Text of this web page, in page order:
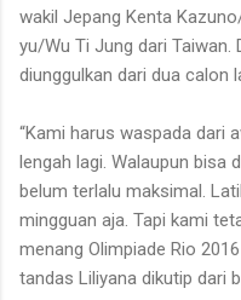
wakil Jepang Kenta
yu/Wu Ti Jung dari
diunggulkan dari dua calon
“Kami harus waspada dari
lengah lagi. Walaupun bisa
belum terlalu maksimal.
mingguan aja. Tapi kami
menang Olimpiade Rio
tandas Liliyana dikutip dari